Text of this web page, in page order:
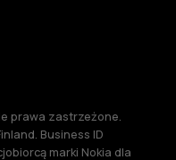
prawa zastrzeżone.
Business ID
marki Nokia dla